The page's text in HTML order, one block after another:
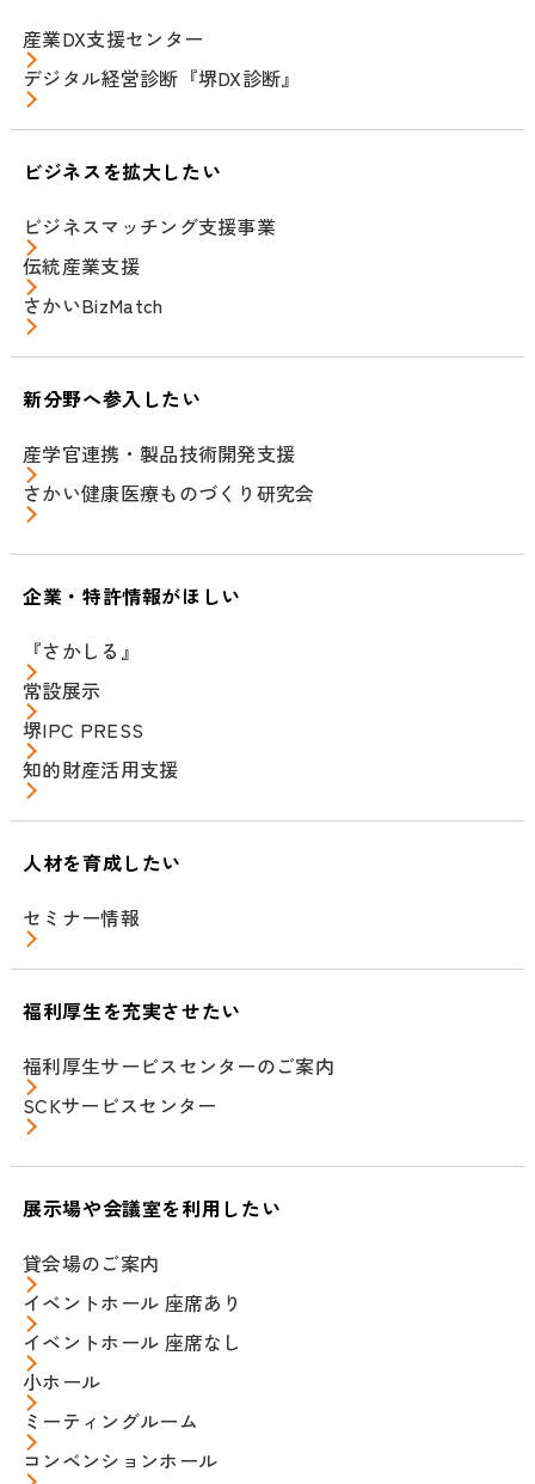
産業DX支援センター
デジタル経営診断『堺DX診断』
ビジネスを拡大したい
ビジネスマッチング支援事業
伝統産業支援
さかいBizMatch
新分野へ参入したい
産学官連携・製品技術開発支援
さかい健康医療ものづくり研究会
企業・特許情報がほしい
『さかしる』
常設展示
堺IPC PRESS
知的財産活用支援
人材を育成したい
セミナー情報
福利厚生を充実させたい
福利厚生サービスセンターのご案内
SCKサービスセンター
展示場や会議室を利用したい
貸会場のご案内
イベントホール 座席あり
イベントホール 座席なし
小ホール
ミーティングルーム
コンベンションホール